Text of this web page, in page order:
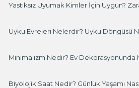
Yastıksız Uyumak Kimler İçin Uygun?
Uyku Evreleri Nelerdir? Uyku Döngüsü
Minimalizm Nedir? Ev Dekorasyonunda
Biyolojik Saat Nedir? Günlük Yaşamı